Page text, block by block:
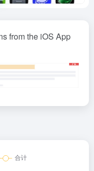
from the iOS App